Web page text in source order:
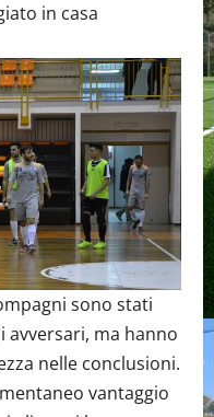
in casa
sono stati
ma hanno
nelle conclusioni.
vantaggio